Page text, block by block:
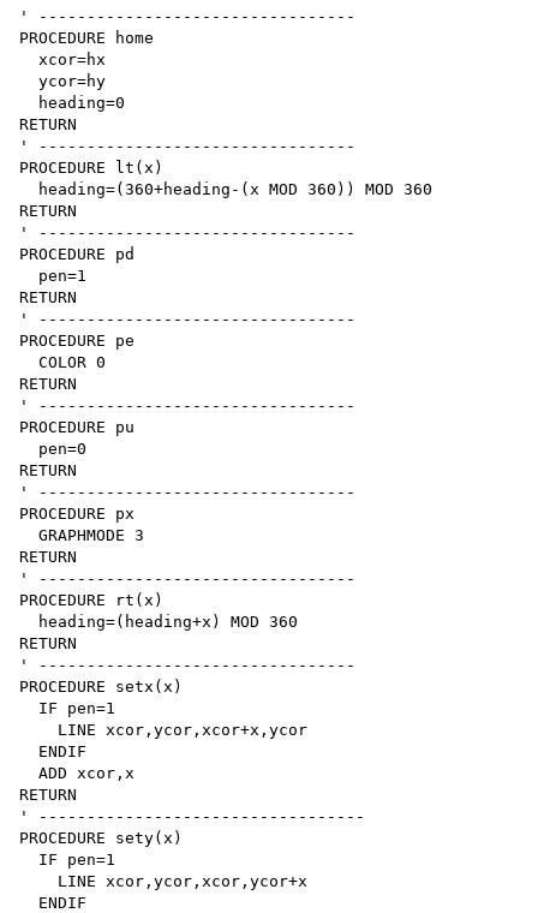
' ---------------------------------
PROCEDURE home
  xcor=hx
  ycor=hy
  heading=0
RETURN
' ---------------------------------
PROCEDURE lt(x)
  heading=(360+heading-(x MOD 360)) MOD 360
RETURN
' ---------------------------------
PROCEDURE pd
  pen=1
RETURN
' ---------------------------------
PROCEDURE pe
  COLOR 0
RETURN
' ---------------------------------
PROCEDURE pu
  pen=0
RETURN
' ---------------------------------
PROCEDURE px
  GRAPHMODE 3
RETURN
' ---------------------------------
PROCEDURE rt(x)
  heading=(heading+x) MOD 360
RETURN
' ---------------------------------
PROCEDURE setx(x)
  IF pen=1
    LINE xcor,ycor,xcor+x,ycor
  ENDIF
  ADD xcor,x
RETURN
' ----------------------------------
PROCEDURE sety(x)
  IF pen=1
    LINE xcor,ycor,xcor,ycor+x
  ENDIF